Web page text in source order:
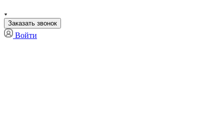
Заказать звонок
Войти